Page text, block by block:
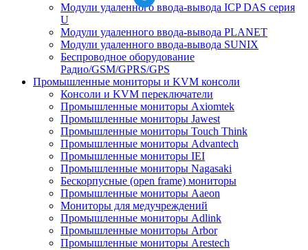
Модули удаленного ввода-вывода ICP DAS серия
U
Модули удаленного ввода-вывода PLANET
Модули удаленного ввода-вывода SUNIX
Беспроводное оборудование
Радио/GSM/GPRS/GPS
Промышленные мониторы и KVM консоли
Консоли и KVM переключатели
Промышленные мониторы Axiomtek
Промышленные мониторы Jawest
Промышленные мониторы Touch Think
Промышленные мониторы Advantech
Промышленные мониторы IEI
Промышленные мониторы Nagasaki
Бескорпусные (open frame) мониторы
Промышленные мониторы Aaeon
Мониторы для медучреждений
Промышленные мониторы Adlink
Промышленные мониторы Arbor
Промышленные мониторы Arestech